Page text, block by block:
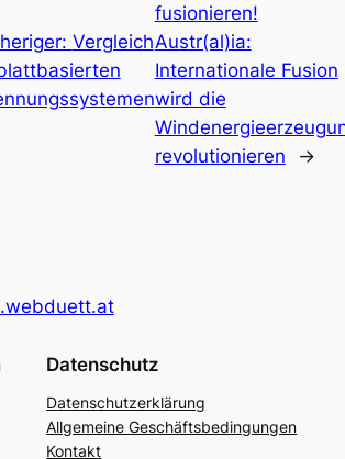
Vergleich
fusionieren!
Austr(al)ia:
Internationale Fusion
wird die
revolutionieren
→
Datenschutz
Datenschutzerklärung
Allgemeine Geschäftsbedingungen
Kontakt